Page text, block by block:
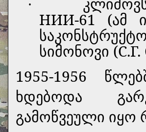
·
НИИ-61 (ამ
სიმონოვი
1955-1956
ხდებოდა
გამოწვეული იყო